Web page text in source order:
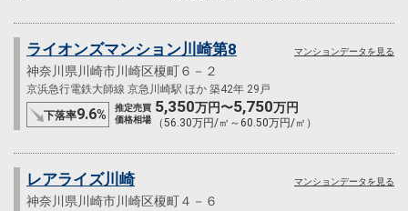
ライオンズマンション川崎第8
神奈川県川崎市川崎区榎町６－２
京浜急行電鉄大師線 京急川崎駅 ほか 築42年 29戸
下落率9.6%
推定売買
価格相場
5,350万円〜5,750万円
（56.30万円/㎡～60.50万円/㎡）
マンションデータを見る
レアライズ川崎
神奈川県川崎市川崎区榎町４－６
マンションデータを見る